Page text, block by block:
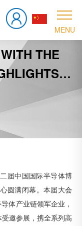
THE
IC CHINA
届中国国际半导体博
圆满闭幕。本届大会
体产业链领军企业，
邀参展，携全系列高